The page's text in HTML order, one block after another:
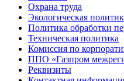
Охрана труда
Экологическая
Политика обработки
Техническая политика
Комиссия по
ППО «Газпром
Реквизиты